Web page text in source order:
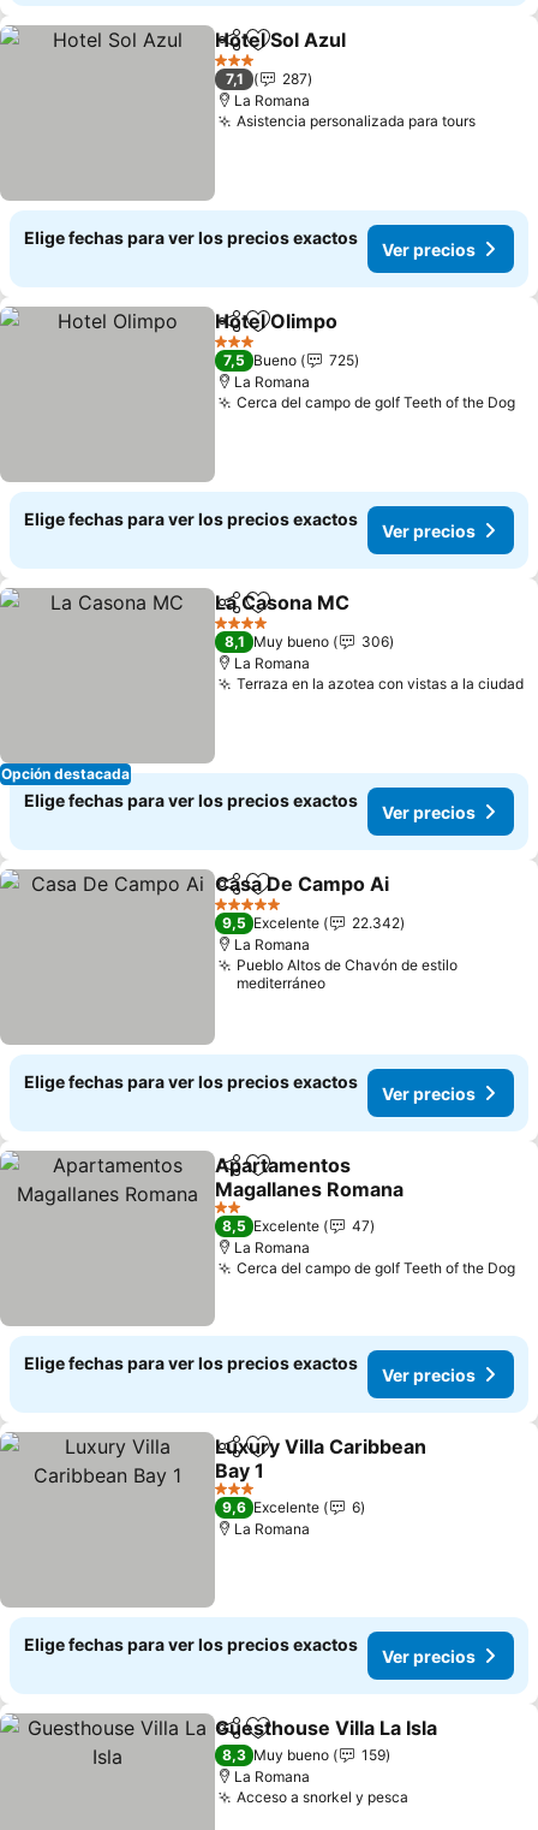
CompartirAgregar a favoritos
Hotel Sol Azul
3 Estrellas
7,1
287
La Romana
Asistencia personalizada para tours
Elige fechas para ver los precios exactos
Ver precios
CompartirAgregar a favoritos
Hotel Olimpo
3 Estrellas
7,5 Bueno
725
La Romana
Cerca del campo de golf Teeth of the Dog
Elige fechas para ver los precios exactos
Ver precios
Opción destacada
CompartirAgregar a favoritos
La Casona MC
4 Estrellas
8,1 Muy bueno
306
La Romana
Terraza en la azotea con vistas a la ciudad
Elige fechas para ver los precios exactos
Ver precios
CompartirAgregar a favoritos
Casa De Campo Ai
5 Estrellas
9,5 Excelente
22.342
La Romana
Pueblo Altos de Chavón de estilo
mediterráneo
Elige fechas para ver los precios exactos
Ver precios
CompartirAgregar a favoritos
Apartamentos
Magallanes Romana
2 Estrellas
8,5 Excelente
47
La Romana
Cerca del campo de golf Teeth of the Dog
Elige fechas para ver los precios exactos
Ver precios
CompartirAgregar a favoritos
Luxury Villa Caribbean
Bay 1
3 Estrellas
9,6 Excelente
6
La Romana
Elige fechas para ver los precios exactos
Ver precios
CompartirAgregar a favoritos
Guesthouse Villa La Isla
8,3 Muy bueno
159
La Romana
Acceso a snorkel y pesca